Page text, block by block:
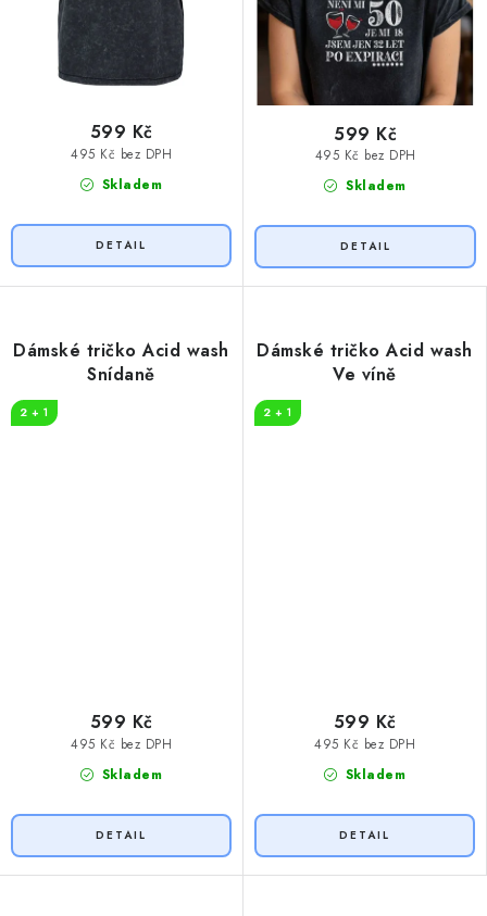
Skladem
495 Kč bez DPH
599 Kč
Skladem
495 Kč bez DPH
599 Kč
Dámské tričko Acid wash
Snídaně
2 + 1
Skladem
495 Kč bez DPH
599 Kč
Dámské tričko Acid wash
Ve víně
2 + 1
Skladem
495 Kč bez DPH
599 Kč